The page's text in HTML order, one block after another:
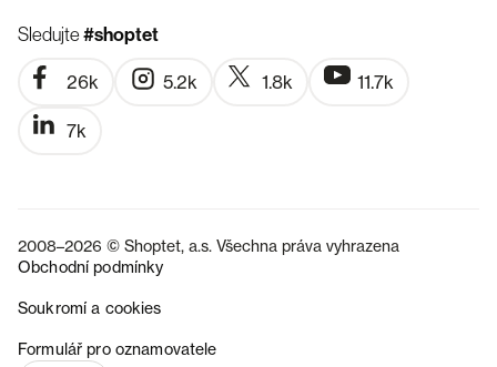
Sledujte#shoptet
26k 5.2k 1.8k 11.7k
7k
2008–2026 © Shoptet, a.s. Všechna práva vyhrazena
Obchodní podmínky
Soukromí a cookies
Formulář pro oznamovatele